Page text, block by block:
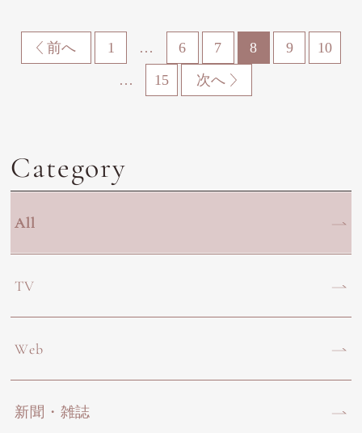
Category
All
TV
Web
新聞・雑誌
前へ 1 … 6 7 8 9
10
…
15 次へ